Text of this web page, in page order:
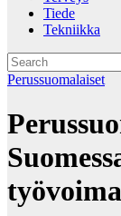
Tiede
Tekniikka
Perussuomalaiset